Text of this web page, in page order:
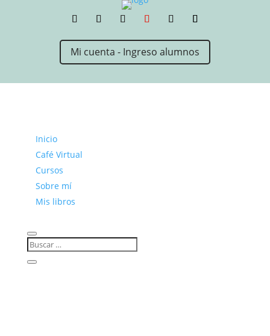
Mi cuenta - Ingreso alumnos
Inicio
Café Virtual
Cursos
Sobre mí
Mis libros